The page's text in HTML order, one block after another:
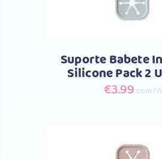
Suporte Babete
Silicone Pack 2
€3.99 com